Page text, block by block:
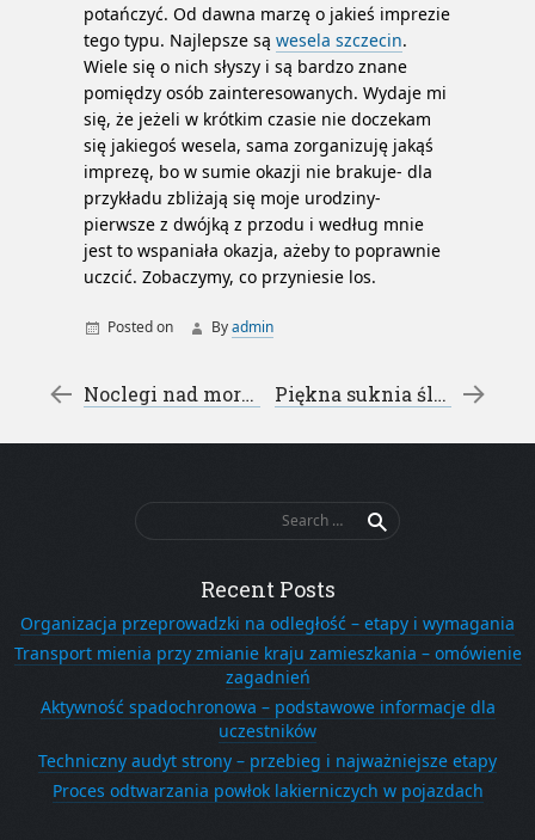
potańczyć. Od dawna marzę o jakieś imprezie
tego typu. Najlepsze są wesela szczecin.
Wiele się o nich słyszy i są bardzo znane
pomiędzy osób zainteresowanych. Wydaje mi
się, że jeżeli w krótkim czasie nie doczekam
się jakiegoś wesela, sama zorganizuję jakąś
imprezę, bo w sumie okazji nie brakuje- dla
przykładu zbliżają się moje urodziny-
pierwsze z dwójką z przodu i według mnie
jest to wspaniała okazja, ażeby to poprawnie
uczcić. Zobaczymy, co przyniesie los.
Posted on Byadmin
Post navigation
←
Noclegi nad morzem – ustronie morskie pokoje apartamenty domki letniskowe Piękna suknia ślubna – salon sukien ślubnych Lubin
Search
for:
Recent Posts
Organizacja przeprowadzki na odległość – etapy i wymagania
Transport mienia przy zmianie kraju zamieszkania – omówienie
zagadnień
Aktywność spadochronowa – podstawowe informacje dla
uczestników
Techniczny audyt strony – przebieg i najważniejsze etapy
Proces odtwarzania powłok lakierniczych w pojazdach